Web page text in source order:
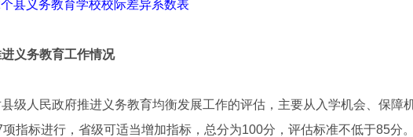
县义务教育学校校际差异系数表
义务教育工作情况
人民政府推进义务教育均衡发展工作的评估，主要从入学机会、保障机
指标进行，省级可适当增加指标，总分为100分，评估标准不低于85分